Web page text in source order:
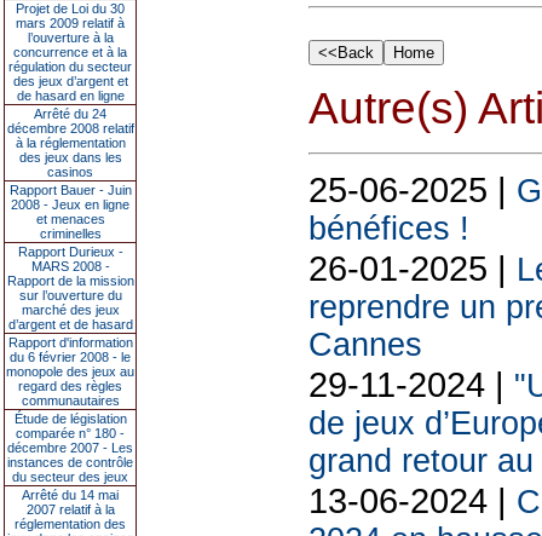
Projet de Loi du 30
mars 2009 relatif à
l’ouverture à la
concurrence et à la
régulation du secteur
des jeux d’argent et
de hasard en ligne
Arrêté du 24
décembre 2008 relatif
à la réglementation
des jeux dans les
casinos
Rapport Bauer - Juin
2008 - Jeux en ligne
et menaces
criminelles
Rapport Durieux -
MARS 2008 -
Rapport de la mission
sur l’ouverture du
marché des jeux
d’argent et de hasard
Rapport d'information
du 6 février 2008 - le
monopole des jeux au
regard des règles
communautaires
Étude de législation
comparée n° 180 -
décembre 2007 - Les
instances de contrôle
du secteur des jeux
Arrêté du 14 mai
2007 relatif à la
réglementation des
Autre(s)
25-06-2025 |
bénéfices !
26-01-2025 |
reprendre un
Cannes
29-11-2024 |
de jeux
grand retour
13-06-2024 |